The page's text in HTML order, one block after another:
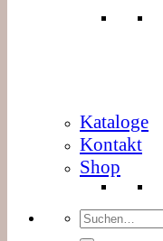
Kataloge
Kontakt
Shop
Suchen
nach: